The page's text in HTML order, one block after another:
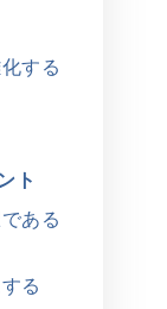
する
ト
ある
る